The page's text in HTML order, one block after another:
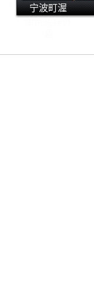
宁波町渥